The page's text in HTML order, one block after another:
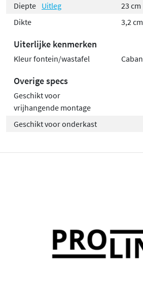
Diepte Uitleg
23 cm
Dikte
3,2 cm
Uiterlijke kenmerken
Kleur fontein/wastafel
Overige specs
Geschikt voor
vrijhangende montage
Geschikt voor onderkast